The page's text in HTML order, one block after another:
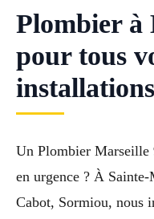
Plombier à
pour tous
installations
Un Plombier Marseille
en urgence ? À
Cabot, Sormiou, nous